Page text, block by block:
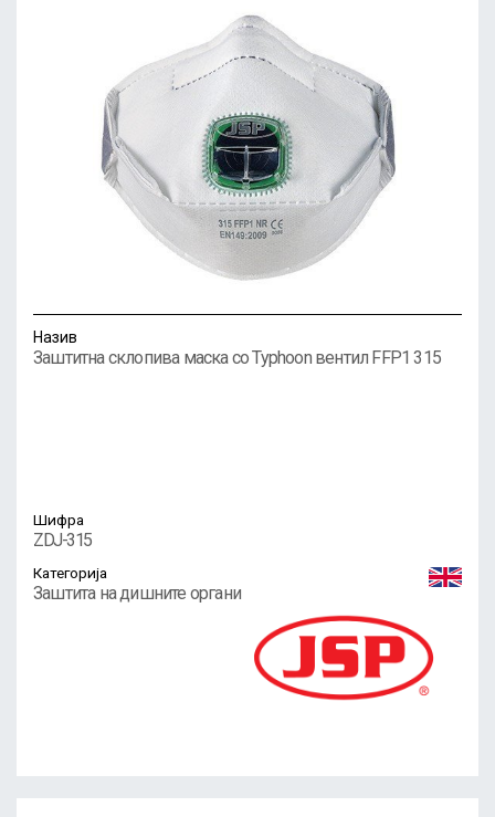
Назив
Заштитна склопива маска со Typhoon вентил FFP1 315
Шифра
ZDJ-315
Категорија
Заштита на дишните органи